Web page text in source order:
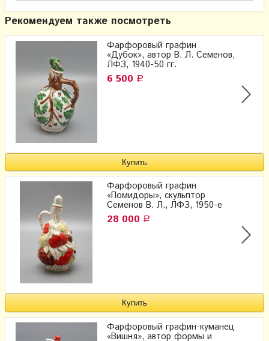
Рекомендуем также посмотреть
Фарфоровый графин
«Дубок», автор В. Л. Семенов,
ЛФЗ, 1940-50 гг.
6 500 Р
Фарфоровый графин
«Помидоры», скульптор
Семенов В. Л., ЛФЗ, 1950-е
28 000 Р
Фарфоровый графин-куманец
«Вишня», автор формы и